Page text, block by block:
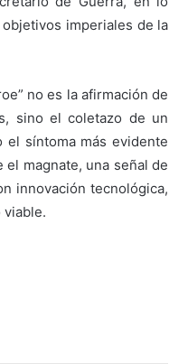
imperiales de la
no es la afirmación de
sino el coletazo de un
el síntoma más evidente
magnate, una señal de
innovación tecnológica,